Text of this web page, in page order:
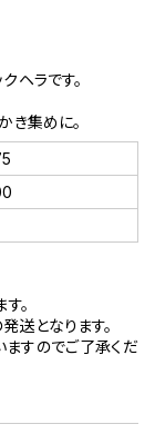
ヘラです。
き集めに。
。
送となります。
すのでご了承くだ